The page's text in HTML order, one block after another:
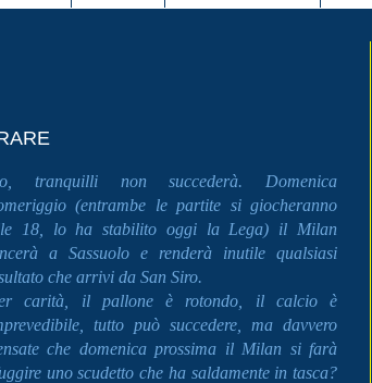
tranquilli non succederà. Domenica
(entrambe le partite si giocheranno
18, lo ha stabilito oggi la Lega) il Milan
a Sassuolo e renderà inutile qualsiasi
che arrivi da San Siro.
carità, il pallone è rotondo, il calcio è
tutto può succedere, ma davvero
che domenica prossima il Milan si farà
uno scudetto che ha saldamente in tasca?